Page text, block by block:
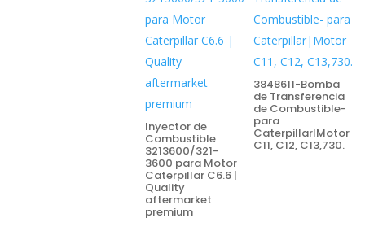
Inyector de
Combustible
3213600/321-
3600 para Motor
Caterpillar C6.6 |
Quality
aftermarket
premium
3848611-Bomba
de Transferencia
de Combustible-
para
Caterpillar|Motor
C11, C12, C13,730.